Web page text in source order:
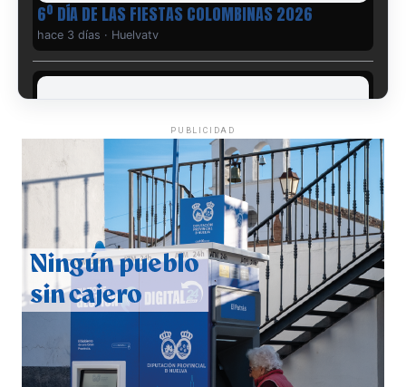
6º DÍA DE LAS FIESTAS COLOMBINAS 2026
hace 3 días · Huelvatv
QUINTA CORRIDA DE LAS FIESTAS COLOMBINAS
2026
hace 4 días·Huelvatv
PUBLICIDAD